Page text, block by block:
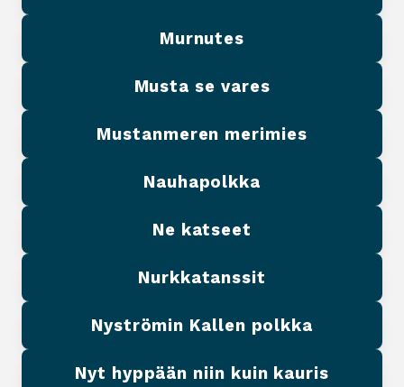
Murnutes
Musta se vares
Mustanmeren merimies
Nauhapolkka
Ne katseet
Nurkkatanssit
Nyströmin Kallen polkka
Nyt hyppään niin kuin kauris